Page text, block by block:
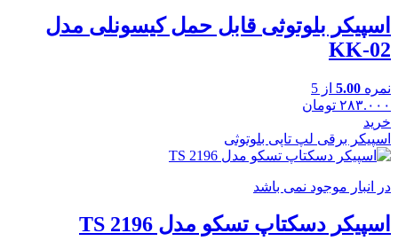
اسپیکر بلوتوثی قابل حمل کیسونلی مدل
KK-02
نمره 5.00 از 5
۲۸۳.۰۰۰ تومان
خرید
اسپیکر برقی لپ تاپی بلوتوثی
در انبار موجود نمی باشد
اسپیکر دسکتاپ تسکو مدل TS 2196